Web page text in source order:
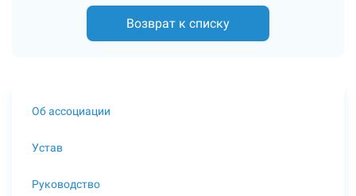
Возврат к списку
Об ассоциации
Устав
Руководство